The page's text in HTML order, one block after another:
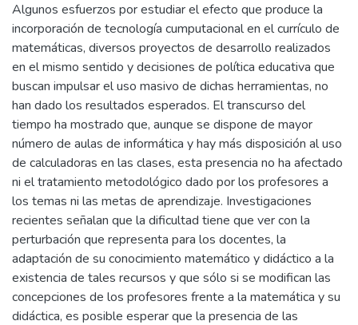
Algunos esfuerzos por estudiar el efecto que produce la
incorporación de tecnología cumputacional en el currículo de
matemáticas, diversos proyectos de desarrollo realizados
en el mismo sentido y decisiones de política educativa que
buscan impulsar el uso masivo de dichas herramientas, no
han dado los resultados esperados. El transcurso del
tiempo ha mostrado que, aunque se dispone de mayor
número de aulas de informática y hay más disposición al uso
de calculadoras en las clases, esta presencia no ha afectado
ni el tratamiento metodológico dado por los profesores a
los temas ni las metas de aprendizaje. Investigaciones
recientes señalan que la dificultad tiene que ver con la
perturbación que representa para los docentes, la
adaptación de su conocimiento matemático y didáctico a la
existencia de tales recursos y que sólo si se modifican las
concepciones de los profesores frente a la matemática y su
didáctica, es posible esperar que la presencia de las